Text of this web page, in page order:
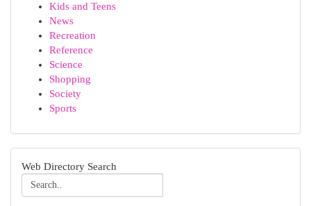
Kids and Teens
News
Recreation
Reference
Science
Shopping
Society
Sports
Web Directory Search